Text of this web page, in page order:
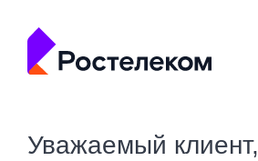
Уважаемый клиент,